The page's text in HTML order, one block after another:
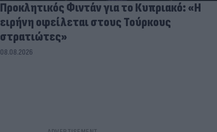
Προκλητικός Φιντάν για το Κυπριακό: «Η
ειρήνη οφείλεται στους Τούρκους
στρατιώτες»
08.08.2026